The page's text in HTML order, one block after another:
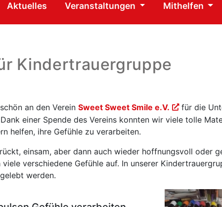
Aktuelles Veranstaltungen Mithelfen
Kindertrauergruppe
an den Verein Sweet Sweet Smile e.V.
für die
einer Spende des Vereins konnten wir viele tolle
helfen, ihre Gefühle zu verarbeiten.
einsam, aber dann auch wieder hoffnungsvoll oder
verschiedene Gefühle auf. In unserer
werden.